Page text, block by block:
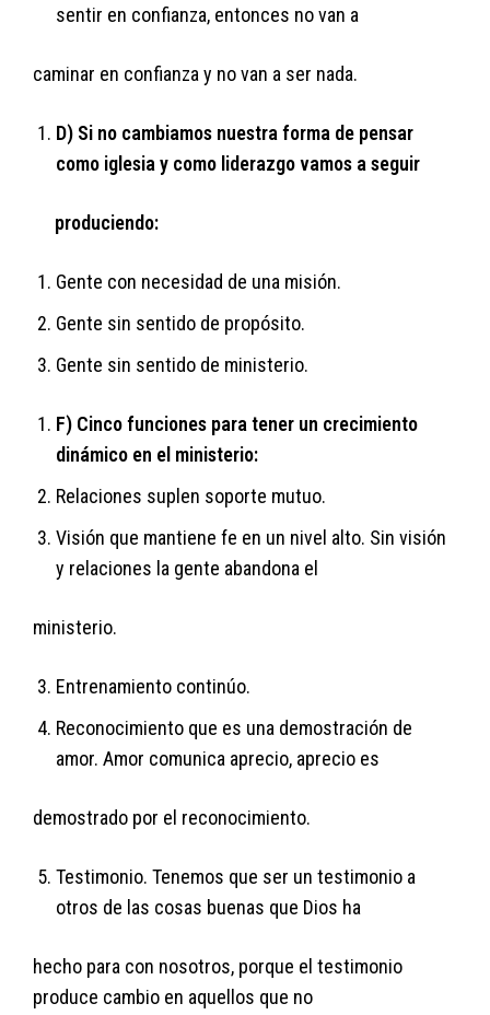
sentir en confianza, entonces no van a
caminar en confianza y no van a ser nada.
D) Si no cambiamos nuestra forma de pensar
como iglesia y como liderazgo vamos a seguir
produciendo:
Gente con necesidad de una misión.
Gente sin sentido de propósito.
Gente sin sentido de ministerio.
F) Cinco funciones para tener un crecimiento
dinámico en el ministerio:
Relaciones suplen soporte mutuo.
Visión que mantiene fe en un nivel alto. Sin visión
y relaciones la gente abandona el
ministerio.
Entrenamiento continúo.
Reconocimiento que es una demostración de
amor. Amor comunica aprecio, aprecio es
demostrado por el reconocimiento.
Testimonio. Tenemos que ser un testimonio a
otros de las cosas buenas que Dios ha
hecho para con nosotros, porque el testimonio
produce cambio en aquellos que no